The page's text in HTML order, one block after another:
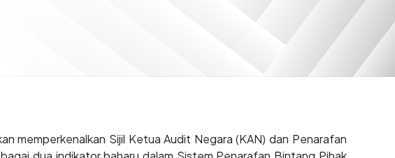
memperkenalkan Sijil Ketua Audit Negara (KAN) dan Penarafan